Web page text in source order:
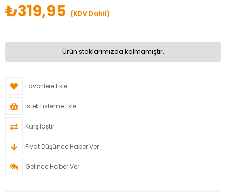
₺319,95 (KDV Dahil)
Ürün stoklarımızda kalmamıştır.
Favorilere Ekle
İstek Listeme Ekle
Karşılaştır
Fiyat Düşünce Haber Ver
Gelince Haber Ver